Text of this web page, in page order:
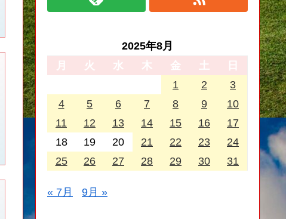
2025年8月
月
火 水 木 金 土
日
1
2
3
4
5 6 7 8 9
10
11
12 13 14 15 16
17
18
19 20 21 22 23
24
25
26 27 28 29 30 31
« 7月 9月 »